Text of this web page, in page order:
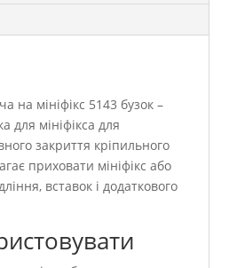
на мініфікс 5143 бузок –
для мініфікса для
закриття кріпильного
приховати мініфікс або
вставок і додаткового